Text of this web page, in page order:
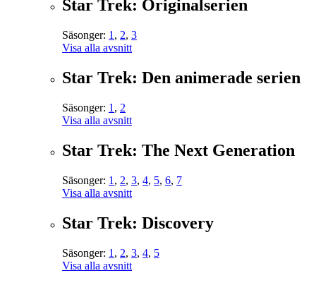
Star Trek: Originalserien
Säsonger: 1 , 2, 3
Visa alla avsnitt
Star Trek: Den animerade serien
Säsonger: 1 , 2
Visa alla avsnitt
Star Trek: The Next Generation
Säsonger: 1 , 2, 3, 4, 5, 6, 7
Visa alla avsnitt
Star Trek: Discovery
Säsonger: 1 , 2, 3, 4, 5
Visa alla avsnitt